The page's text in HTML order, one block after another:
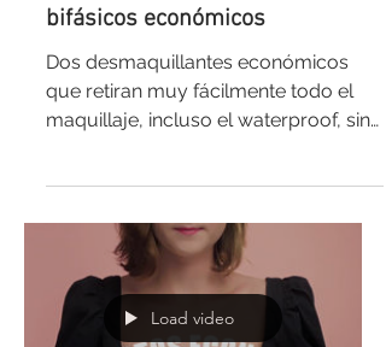
bifásicos económicos
Dos desmaquillantes económicos
que retiran muy fácilmente todo el
maquillaje, incluso el waterproof, sin
Load video